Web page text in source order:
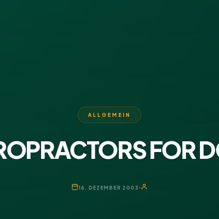
ALLGEMEIN
FOR
16. DEZEMBER 2003